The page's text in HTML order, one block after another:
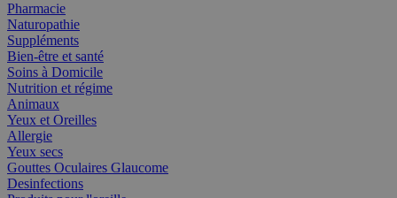
Pharmacie
Naturopathie
Suppléments
Bien-être et santé
Soins à Domicile
Nutrition et régime
Animaux
Yeux et Oreilles
Allergie
Yeux secs
Gouttes Oculaires Glaucome
Desinfections